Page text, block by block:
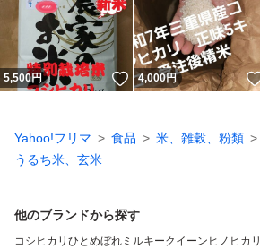
5,500円 いいね！
4,000円
Yahoo!フリマ 食品 米、雑穀、粉類
うるち米、玄米
他のブランドから探す
コシヒカリ ひとめぼれ ミルキークイーン ヒノヒカリ